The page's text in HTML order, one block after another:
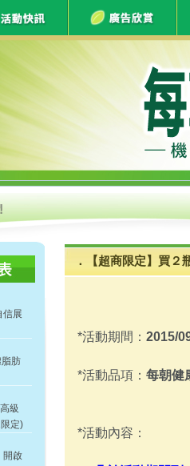
信展
肪
級
定)
開啟
．【超商限定】買２
*活動期間： 2015/
*活動品項： 每朝健
*活動內容：